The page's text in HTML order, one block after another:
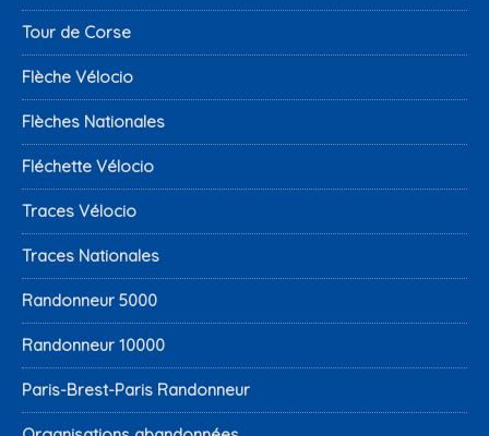
Tour de Corse
Flèche Vélocio
Flèches Nationales
Fléchette Vélocio
Traces Vélocio
Traces Nationales
Randonneur 5000
Randonneur 10000
Paris-Brest-Paris Randonneur